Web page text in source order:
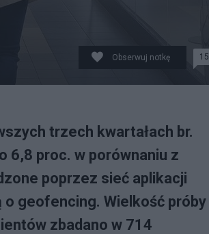
Obserwuj notkę 15
trzech kwartałach br.
6,8 proc. w porównaniu z
poprzez sieć aplikacji
geofencing. Wielkość próby
zbadano w 714